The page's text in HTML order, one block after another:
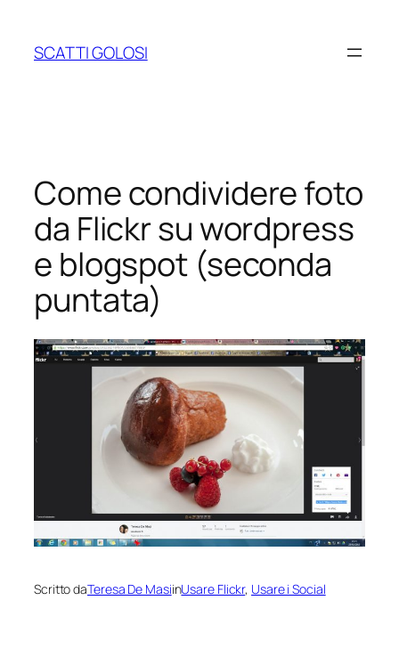
contenuto
SCATTI GOLOSI
Come condividere foto
da Flickr su wordpress
e blogspot (seconda
puntata)
Scritto daTeresa De MasiinUsare Flickr, Usare i Social